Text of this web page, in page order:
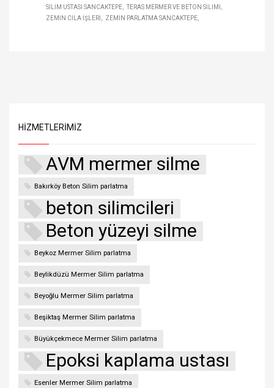
SILIM USTASI SANCAKTEPE
TERAS MERMER VE BETON SILIMI
ZEMIN CILA IŞLERI
ZEMIN PARLATMA SANCAKTEPE
HIZMETLERIMIZ
AVM mermer silme
Bakırköy Beton Silim parlatma
beton silimcileri
Beton yüzeyi silme
Beykoz Mermer Silim parlatma
Beylikdüzü Mermer Silim parlatma
Beyoğlu Mermer Silim parlatma
Beşiktaş Mermer Silim parlatma
Büyükçekmece Mermer Silim parlatma
Epoksi kaplama ustası
Esenler Mermer Silim parlatma